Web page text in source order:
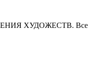
ХУДОЖЕСТВ. Все